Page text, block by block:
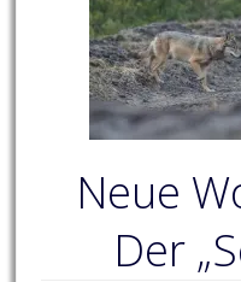
Neue
Der